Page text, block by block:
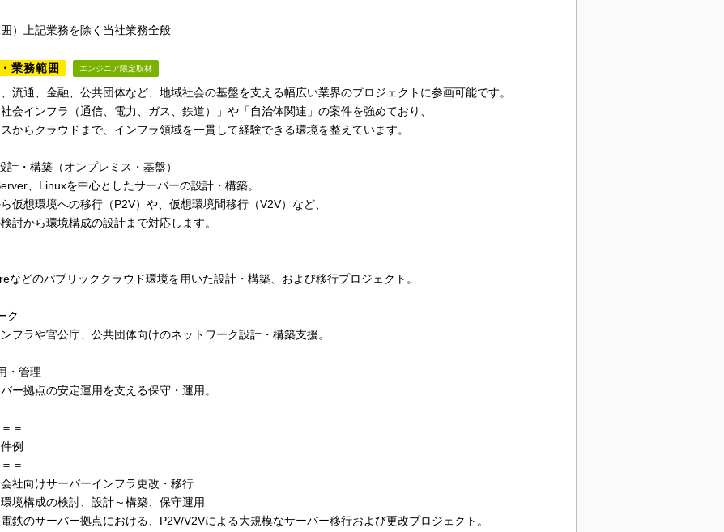
囲）上記業務を除く当社業務全般
業務範囲 エンジニア限定取材
流通、金融、公共団体など、地域社会の基盤を支える幅広い業界のプロジェクトに参画可能です。
会インフラ（通信、電力、ガス、鉄道）」や「自治体関連」の案件を強めており、
からクラウドまで、インフラ領域を一貫して経験できる環境を整えています。
計・構築（オンプレミス・基盤）
、Linuxを中心としたサーバーの設計・構築。
仮想環境への移行（P2V）や、仮想環境間移行（V2V）など、
討から環境構成の設計まで対応します。
などのパブリッククラウド環境を用いた設計・構築、および移行プロジェクト。
ク
フラや官公庁、公共団体向けのネットワーク設計・構築支援。
・管理
ー拠点の安定運用を支える保守・運用。
＝
例
＝
社向けサーバーインフラ更改・移行
境構成の検討、設計～構築、保守運用
鉄のサーバー拠点における、P2V/V2Vによる大規模なサーバー移行および更改プロジェクト。